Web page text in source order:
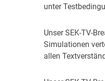
unter
Unser SEK-TV-
Simulationen
allen